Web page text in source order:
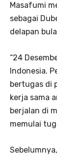
Masafumi
sebagai
delapan
“24
Indonesia.
bertugas di
kerja sama
berjalan di
memulai